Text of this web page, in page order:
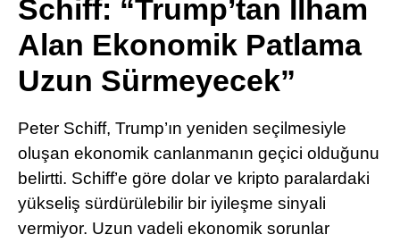
TikTok
Telegram
Schiff: “Trump’tan İlham
Alan Ekonomik Patlama
Uzun Sürmeyecek”
Peter Schiff, Trump’ın yeniden seçilmesiyle
oluşan ekonomik canlanmanın geçici olduğunu
belirtti. Schiff’e göre dolar ve kripto paralardaki
yükseliş sürdürülebilir bir iyileşme sinyali
vermiyor. Uzun vadeli ekonomik sorunlar